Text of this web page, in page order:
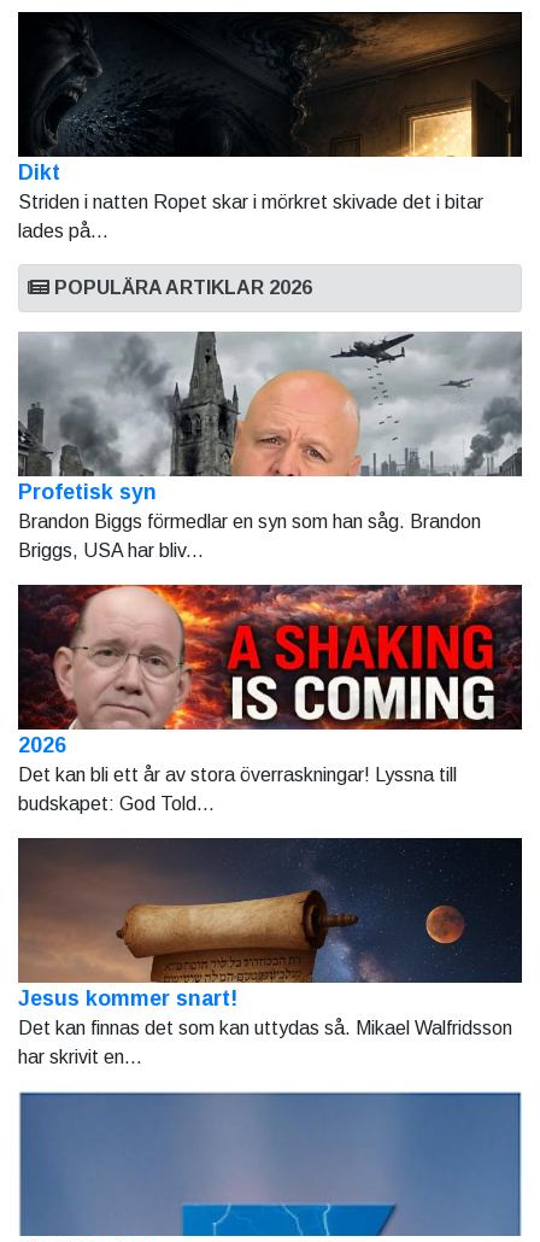
Dikt
Striden i natten Ropet skar i mörkret skivade det i bitar
lades på...
POPULÄRA ARTIKLAR 2026
Profetisk syn
Brandon Biggs förmedlar en syn som han såg. Brandon
Briggs, USA har bliv...
2026
Det kan bli ett år av stora överraskningar! Lyssna till
budskapet: God Told...
Jesus kommer snart!
Det kan finnas det som kan uttydas så. Mikael Walfridsson
har skrivit en...